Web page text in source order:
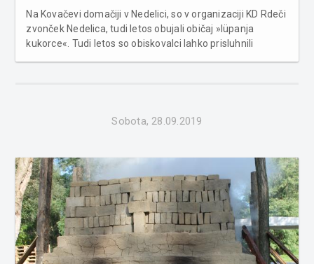
Na Kovačevi domačiji v Nedelici, so v organizaciji KD Rdeči
zvonček Nedelica, tudi letos obujali običaj »lüpanja
kukorce«. Tudi letos so obiskovalci lahko prisluhnili
Sobota, 28.09.2019